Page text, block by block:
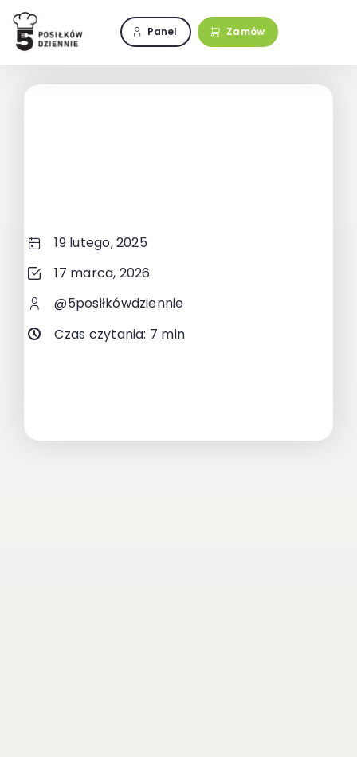
Przejdź
zawartości
Panel Zamów
19 lutego, 2025
17 marca, 2026
@5posiłkówdziennie
Czas czytania: 7 min